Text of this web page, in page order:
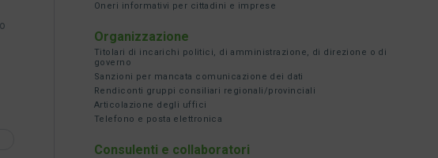
Oneri informativi per cittadini e imprese
Organizzazione
Titolari di incarichi politici, di amministrazione, di direzione o di
governo
Sanzioni per mancata comunicazione dei dati
Rendiconti gruppi consiliari regionali/provinciali
Articolazione degli uffici
Telefono e posta elettronica
Consulenti e collaboratori